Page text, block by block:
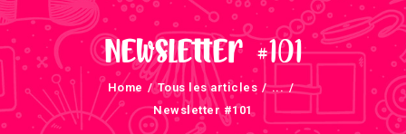
Newsletter #101
Home Tous les articles
...
Newsletter #101
ACCUEIL
NOS UNIVERS
ARRIVAGES
ATELIERS ET
ÉVÈNEMENTS